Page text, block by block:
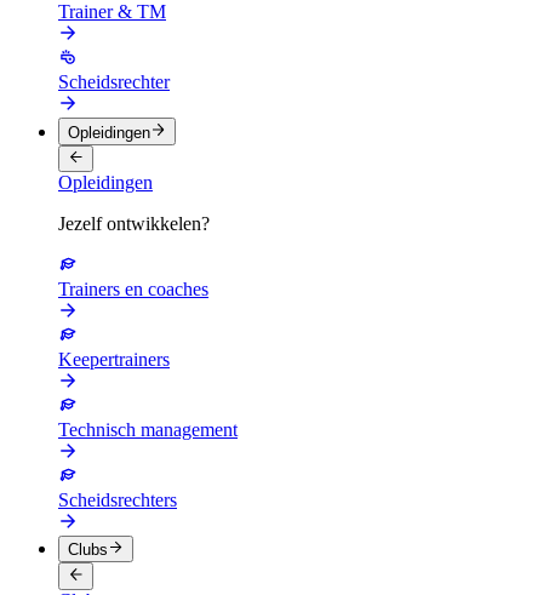
Trainer & TM
Scheidsrechter
Opleidingen
Opleidingen
Jezelf ontwikkelen?
Trainers en coaches
Keepertrainers
Technisch management
Scheidsrechters
Clubs